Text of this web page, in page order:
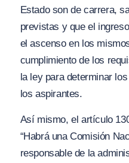
Estado son de carrera,
previstas y que el
el ascenso en los
cumplimiento de los
la ley para determinar
los aspirantes.
Así mismo, el artículo
“Habrá una Comisión
responsable de la